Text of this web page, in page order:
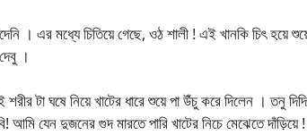
। এর মধ্যে চিতিয়ে গেছে, ওঠ শালী ! এই খানকি চিৎ হয়ে
।
শরীর টা ঘষে নিয়ে খাটের ধারে শুয়ে পা উঁচু করে দিলেন । তনু
আমি যেন দুজনের গুদ মারতে পারি খাটের নিচে মেঝেতে